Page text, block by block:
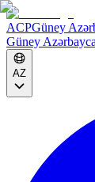
ACPGüney
Güney
AZ